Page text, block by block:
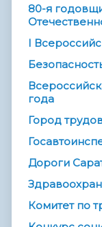
80-я
I
года
Город
Дороги
Комитет по